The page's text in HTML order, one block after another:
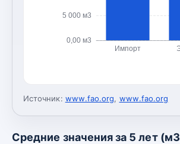
0,00 м3
5 000 м3
Импорт
Источник: www.fao.org, www.fao.org
Средние значения за 5 лет